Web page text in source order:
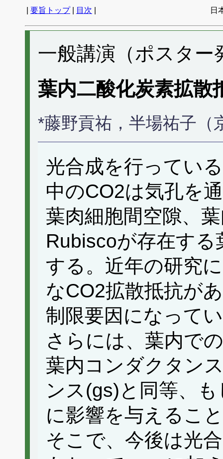
要旨トップ| 目次 日
一般講演（ポスター
葉内二酸化炭素拡散
*藤野貢祐，半場祐子（
光合成を行ってい
中のCO2は気孔を
葉肉細胞間空隙、
Rubiscoが存在す
する。近年の研究
なCO2拡散抵抗が
制限要因になって
さらには、葉内で
葉内コンダクタン
ンス(gs)と同等、
に影響を与えるこ
そこで、今後は光